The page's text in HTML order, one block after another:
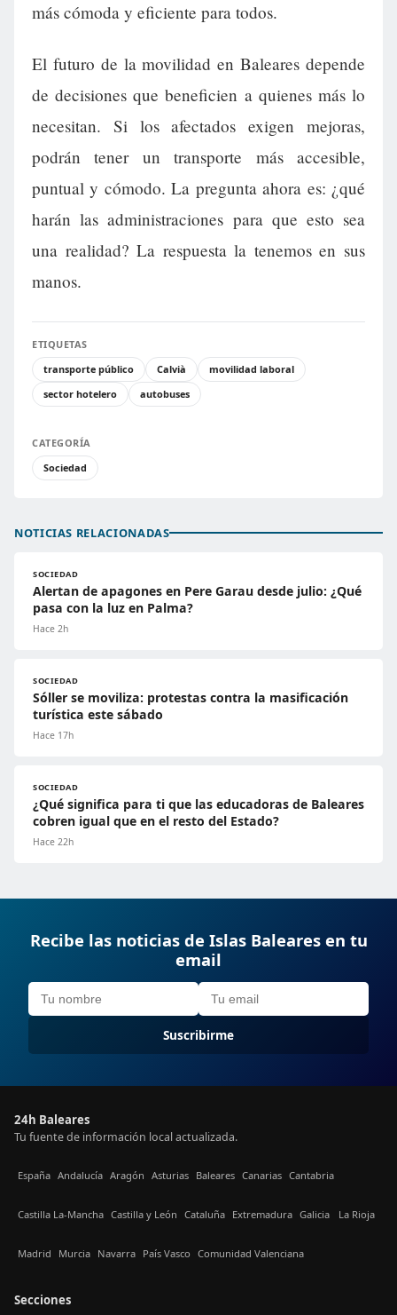
más cómoda y eficiente para todos.
El futuro de la movilidad en Baleares depende
de decisiones que beneficien a quienes más lo
necesitan. Si los afectados exigen mejoras,
podrán tener un transporte más accesible,
puntual y cómodo. La pregunta ahora es: ¿qué
harán las administraciones para que esto sea
una realidad? La respuesta la tenemos en sus
manos.
ETIQUETAS
transporte público
Calvià
movilidad laboral
sector hotelero
autobuses
CATEGORÍA
Sociedad
NOTICIAS RELACIONADAS
SOCIEDAD
Alertan de apagones en Pere Garau desde julio: ¿Qué
pasa con la luz en Palma?
Hace 2h
SOCIEDAD
Sóller se moviliza: protestas contra la masificación
turística este sábado
Hace 17h
SOCIEDAD
¿Qué significa para ti que las educadoras de Baleares
cobren igual que en el resto del Estado?
Hace 22h
Recibe las noticias de Islas Baleares en tu
email
Suscribirme
24h Baleares
Tu fuente de información local actualizada.
España Andalucía Aragón Asturias Baleares Canarias Cantabria
Castilla La-Mancha Castilla y León Cataluña Extremadura Galicia La Rioja
Madrid Murcia Navarra País Vasco Comunidad Valenciana
Secciones